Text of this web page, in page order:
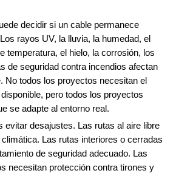
decidir si un cable permanece
rayos UV, la lluvia, la humedad, el
temperatura, el hielo, la corrosión, los
de seguridad contra incendios afectan
No todos los proyectos necesitan el
pero todos los proyectos
se adapte al entorno real.
evitar desajustes. Las rutas al aire libre
Las rutas interiores o cerradas
de seguridad adecuado. Las
necesitan protección contra tirones y